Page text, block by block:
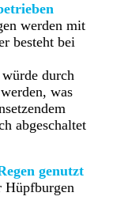
werden mit
besteht bei
durch
was
abgeschaltet
genutzt
Hüpfburgen